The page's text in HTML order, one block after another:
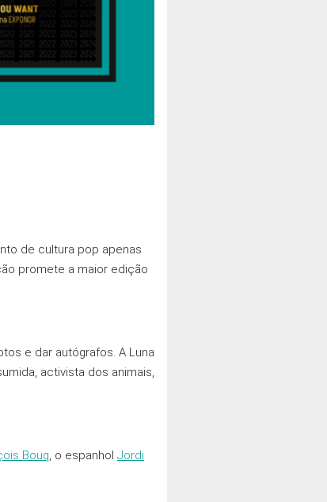
de cultura pop apenas
promete a maior edição
e dar autógrafos. A Luna
activista dos animais,
Bouq, o espanhol Jordi